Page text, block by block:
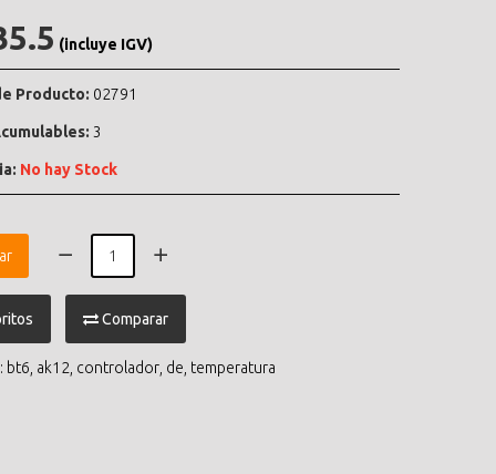
(incluye IGV)
Producto: 02791
3
No hay Stock
Comparar
bt6 ak12 controlador de temperatura